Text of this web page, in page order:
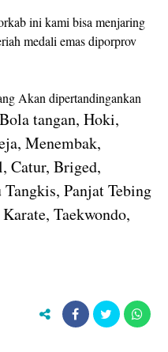
ini kami bisa menjaring
medali emas diporprov
Akan dipertandingankan
tangan, Hoki,
Menembak,
Catur, Briged,
Panjat Tebing
Taekwondo,